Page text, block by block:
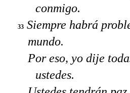
conmigo.
33 Siempre habrá
mundo.
Por eso, yo dije
ustedes.